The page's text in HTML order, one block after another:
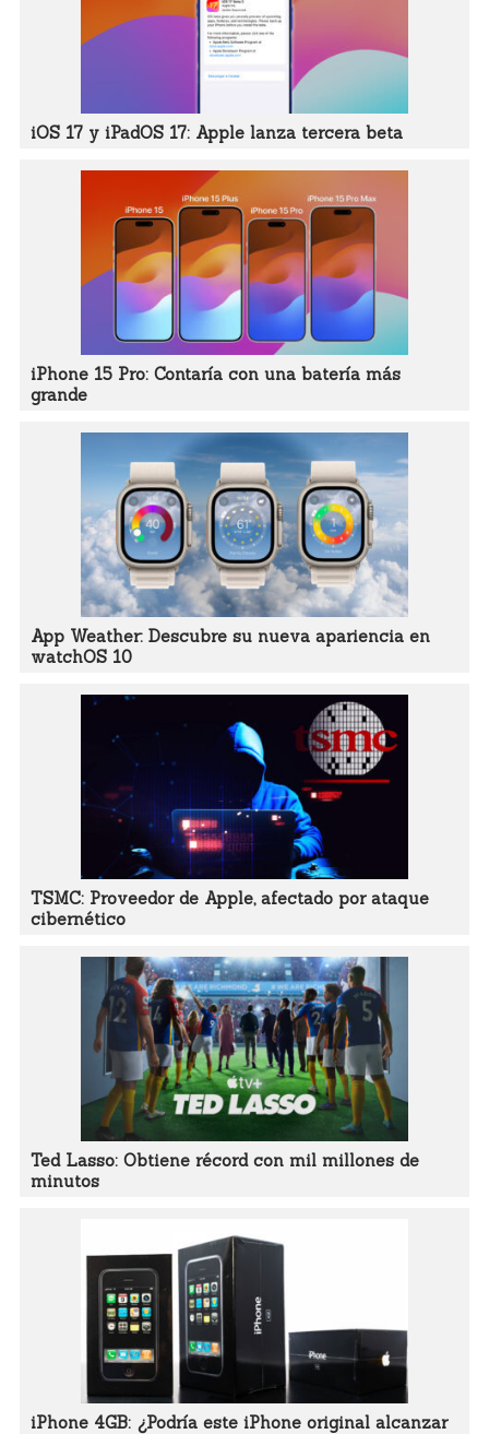
iOS 17 y iPadOS 17: Apple lanza tercera beta
iPhone 15 Pro: Contaría con una batería más
grande
App Weather: Descubre su nueva apariencia en
watchOS 10
TSMC: Proveedor de Apple, afectado por ataque
cibernético
Ted Lasso: Obtiene récord con mil millones de
minutos
iPhone 4GB: ¿Podría este iPhone original alcanzar